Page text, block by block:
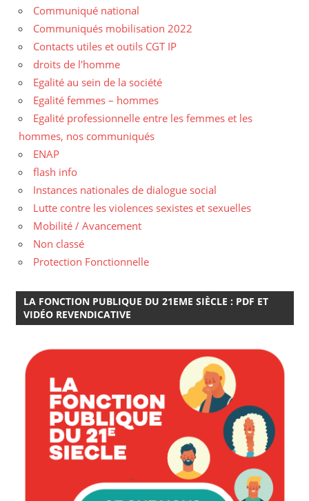
Communiqué national
Communiqués mobilisation 2022
Contacts utiles et outils CGT IP
droits de l'homme
Egalité au sein de la société
Egalité femmes – hommes
Egalité professionnelle entre les femmes et les
hommes, nos communiqués
ENAP
flash info
Instances nationales de dialogue social
Lutte contre les violences sexistes et sexuelles
Mobilité / Avancement
Non classé
Protection Fonctionnelle
LA FONCTION PUBLIQUE DU 21EME SIÈCLE : PDF ET
VIDÉO REVENDICATIVE